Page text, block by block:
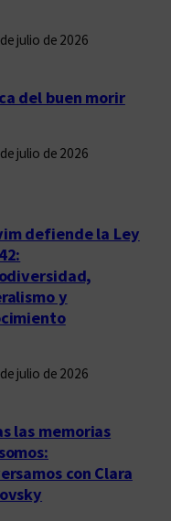
julio de 2026
del buen morir
julio de 2026
defiende la Ley
y
julio de 2026
las memorias
con Clara